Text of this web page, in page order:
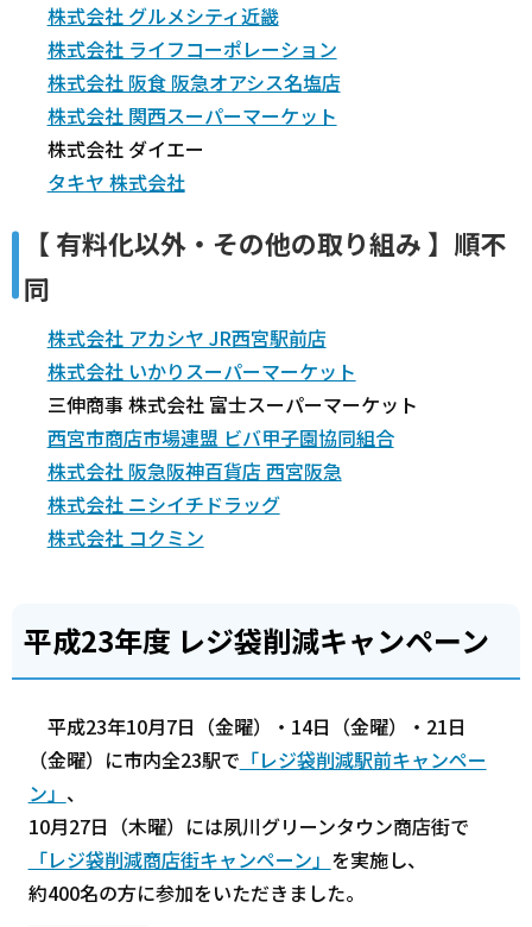
株式会社 グルメシティ近畿
株式会社 ライフコーポレーション
株式会社 阪食 阪急オアシス名塩店
株式会社 関西スーパーマーケット
株式会社 ダイエー
タキヤ 株式会社
【 有料化以外・その他の取り組み 】順不
同
株式会社 アカシヤ JR西宮駅前店
株式会社 いかりスーパーマーケット
三伸商事 株式会社 富士スーパーマーケット
西宮市商店市場連盟 ビバ甲子園協同組合
株式会社 阪急阪神百貨店 西宮阪急
株式会社 ニシイチドラッグ
株式会社 コクミン
平成23年度 レジ袋削減キャンペーン
平成23年10月7日（金曜）・14日（金曜）・21日
（金曜）に市内全23駅で 「レジ袋削減駅前キャンペー
ン」 、
10月27日（木曜）には夙川グリーンタウン商店街で
「レジ袋削減商店街キャンペーン」 を実施し、
約400名の方に参加をいただきました。